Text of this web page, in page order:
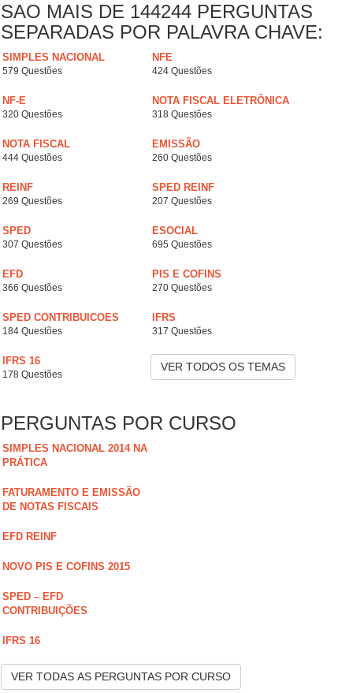
SAO MAIS DE 144244 PERGUNTAS
SEPARADAS POR PALAVRA CHAVE:
SIMPLES NACIONAL
579 Questões
NFE
424 Questões
NF-E
320 Questões
NOTA FISCAL ELETRÔNICA
318 Questões
NOTA FISCAL
444 Questões
EMISSÃO
260 Questões
REINF
269 Questões
SPED REINF
207 Questões
SPED
307 Questões
ESOCIAL
695 Questões
EFD
366 Questões
PIS E COFINS
270 Questões
SPED CONTRIBUICOES
184 Questões
IFRS
317 Questões
IFRS 16
178 Questões
VER TODOS OS TEMAS
PERGUNTAS POR CURSO
SIMPLES NACIONAL 2014 NA
PRÁTICA
FATURAMENTO E EMISSÃO
DE NOTAS FISCAIS
EFD REINF
NOVO PIS E COFINS 2015
SPED – EFD
CONTRIBUIÇÕES
IFRS 16
VER TODAS AS PERGUNTAS POR CURSO